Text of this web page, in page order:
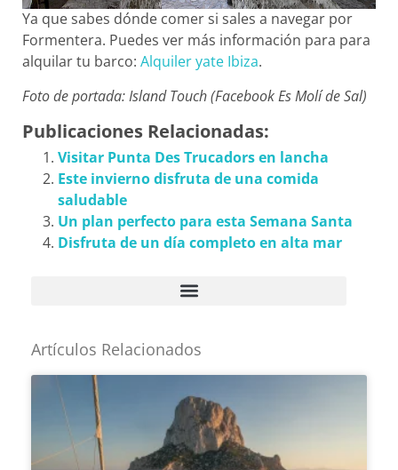
Ya que sabes dónde comer si sales a navegar por
Formentera. Puedes ver más información para para
alquilar tu barco: Alquiler yate Ibiza.
Foto de portada: Island Touch (Facebook Es Molí de Sal)
Publicaciones Relacionadas:
Visitar Punta Des Trucadors en lancha
Este invierno disfruta de una comida
saludable
Un plan perfecto para esta Semana Santa
Disfruta de un día completo en alta mar
Artículos Relacionados